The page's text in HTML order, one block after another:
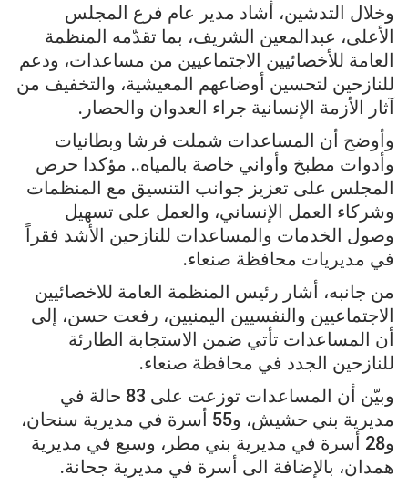
وخلال التدشين، أشاد مدير عام فرع المجلس
الأعلى، عبدالمعين الشريف، بما تقدّمه المنظمة
العامة للأخصائيين الاجتماعيين من مساعدات، ودعم
للنازحين لتحسين أوضاعهم المعيشية، والتخفيف من
آثار الأزمة الإنسانية جراء العدوان والحصار.
وأوضح أن المساعدات شملت فرشا وبطانيات
وأدوات مطبخ وأواني خاصة بالمياه.. مؤكدا حرص
المجلس على تعزيز جوانب التنسيق مع المنظمات
وشركاء العمل الإنساني، والعمل على تسهيل
وصول الخدمات والمساعدات للنازحين الأشد فقراً
في مديريات محافظة صنعاء.
من جانبه، أشار رئيس المنظمة العامة للاخصائيين
الاجتماعيين والنفسيين اليمنيين، رفعت حسن، إلى
أن المساعدات تأتي ضمن الاستجابة الطارئة
للنازحين الجدد في محافظة صنعاء.
وبيّن أن المساعدات توزعت على 83 حالة في
مديرية بني حشيش، و55 أسرة في مديرية سنحان،
و28 أسرة في مديرية بني مطر، وسبع في مديرية
همدان، بالإضافة الى أسرة في مديرية جحانة.